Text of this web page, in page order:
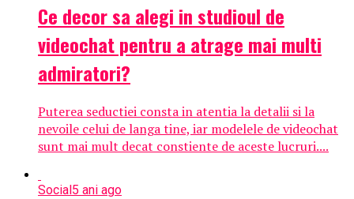
Ce decor sa alegi in studioul de
videochat pentru a atrage mai multi
admiratori?
Puterea seductiei consta in atentia la detalii si la
nevoile celui de langa tine, iar modelele de videochat
sunt mai mult decat constiente de aceste lucruri....
Social5 ani ago